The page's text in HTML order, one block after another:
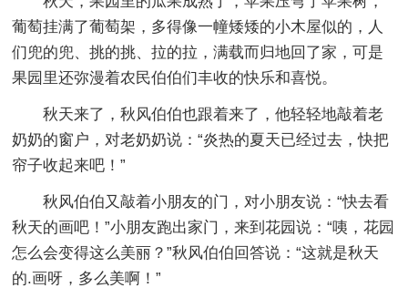
葡萄挂满了葡萄架，多得像一幢矮矮的小木屋似的，人
们兜的兜、挑的挑、拉的拉，满载而归地回了家，可是
果园里还弥漫着农民伯伯们丰收的快乐和喜悦。
秋天来了，秋风伯伯也跟着来了，他轻轻地敲着老
奶奶的窗户，对老奶奶说：“炎热的夏天已经过去，快把
帘子收起来吧！”
秋风伯伯又敲着小朋友的门，对小朋友说：“快去看
秋天的画吧！”小朋友跑出家门，来到花园说：“咦，花园
怎么会变得这么美丽？”秋风伯伯回答说：“这就是秋天
的.画呀，多么美啊！”